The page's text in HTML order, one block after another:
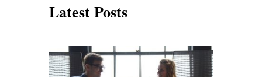
Latest Posts